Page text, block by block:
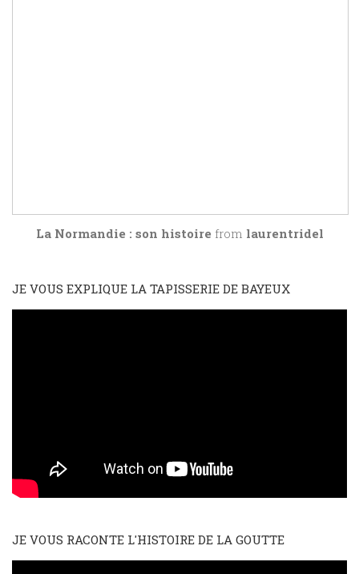
La Normandie : son histoire from laurentridel
JE VOUS EXPLIQUE LA TAPISSERIE DE BAYEUX
JE VOUS RACONTE L'HISTOIRE DE LA GOUTTE